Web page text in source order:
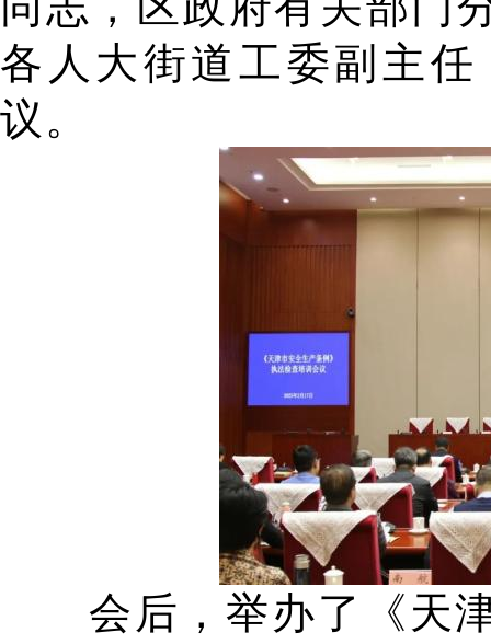
各人大街道工委副主
议。
会后，举办了《天